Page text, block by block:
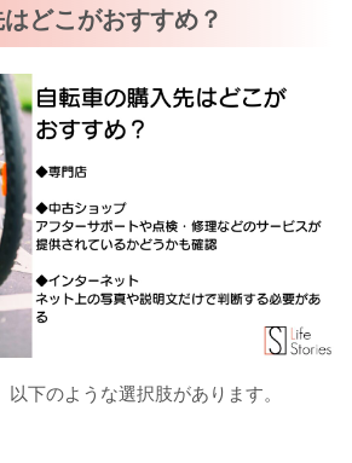
どこがおすすめ？
下のような選択肢があります。